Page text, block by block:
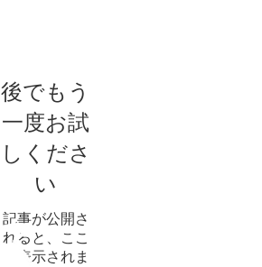
後でもう
一度お試
しくださ
い
記事が公開さ
れると、ここ
に表示されま